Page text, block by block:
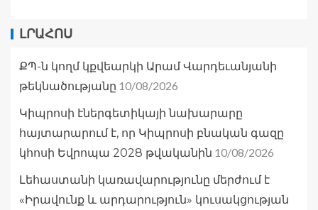
ԼՐԱՀՈՍ
ՔՊ-ն կողմ կքվեարկի Արամ Վարդեւանյանի
թեկնածությանը 10/08/2026
Կիպրոսի էներգետիկայի նախարարը
հայտարարում է, որ Կիպրոսի բնական գազը
կհոսի Եվրոպա 2028 թվականին 10/08/2026
Լեհաստանի կառավարությունը մերժում է
«Իրավունք և արդարություն» կուսակցության